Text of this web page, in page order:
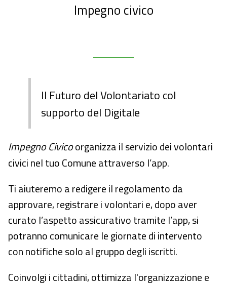
Impegno civico
Il Futuro del Volontariato col
supporto del Digitale
Impegno Civicoorganizza il servizio dei volontari
civici nel tuo Comune attraverso l’app.
Ti aiuteremo a redigere il regolamento da
approvare, registrare i volontari e, dopo aver
curato l’aspetto assicurativo tramite l’app, si
potranno comunicare le giornate di intervento
con notifiche solo al gruppo degli iscritti.
Coinvolgi i cittadini, ottimizza l'organizzazione e